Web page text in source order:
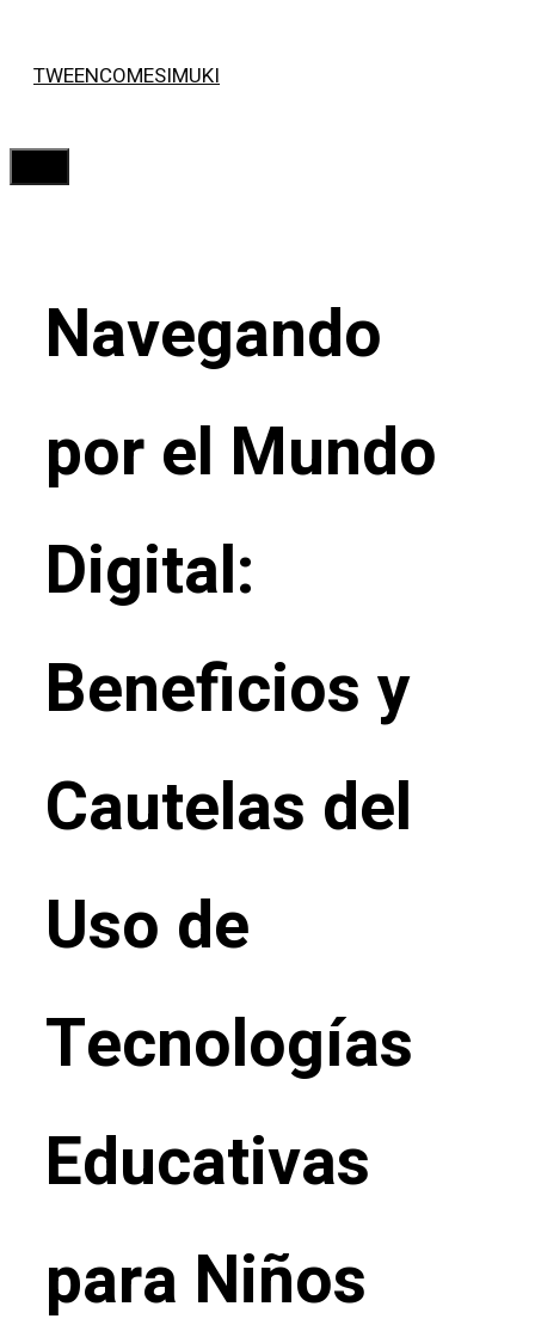
TWEENCOMESIMUKI
Navegando
por el Mundo
Digital:
Beneficios y
Cautelas del
Uso de
Tecnologías
Educativas
para Niños